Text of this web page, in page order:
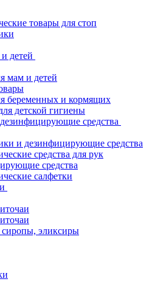
товары для стоп
детей
мам и детей
беременных и кормящих
детской гигиены
средства
и дезинфицирующие средства
средства для рук
средства
салфетки
сиропы, эликсиры